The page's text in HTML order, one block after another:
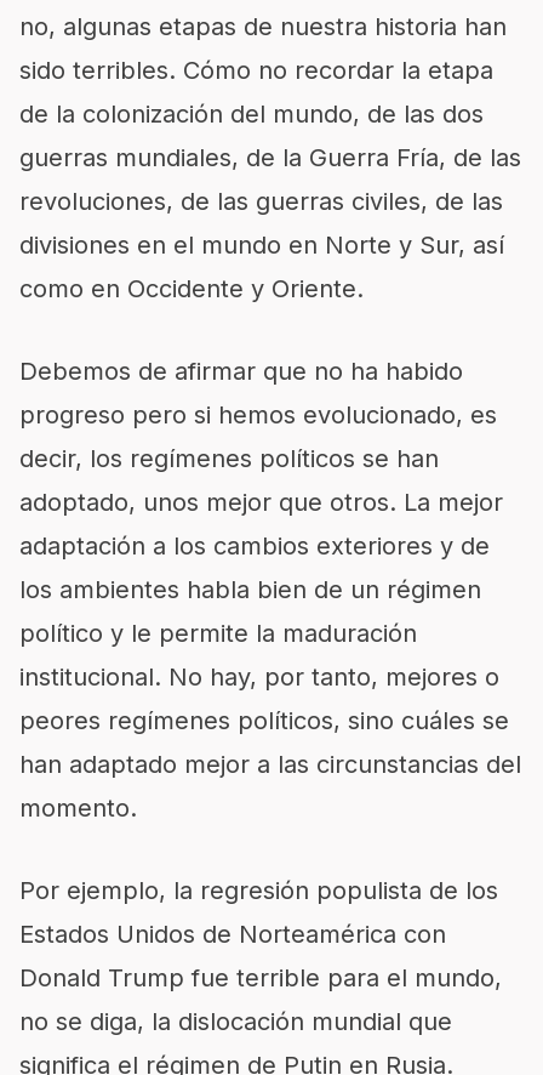
no, algunas etapas de nuestra historia han
sido terribles. Cómo no recordar la etapa
de la colonización del mundo, de las dos
guerras mundiales, de la Guerra Fría, de las
revoluciones, de las guerras civiles, de las
divisiones en el mundo en Norte y Sur, así
como en Occidente y Oriente.
Debemos de afirmar que no ha habido
progreso pero si hemos evolucionado, es
decir, los regímenes políticos se han
adoptado, unos mejor que otros. La mejor
adaptación a los cambios exteriores y de
los ambientes habla bien de un régimen
político y le permite la maduración
institucional. No hay, por tanto, mejores o
peores regímenes políticos, sino cuáles se
han adaptado mejor a las circunstancias del
momento.
Por ejemplo, la regresión populista de los
Estados Unidos de Norteamérica con
Donald Trump fue terrible para el mundo,
no se diga, la dislocación mundial que
significa el régimen de Putin en Rusia.